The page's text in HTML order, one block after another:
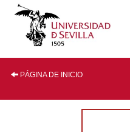
PÁGINA DE INICIO